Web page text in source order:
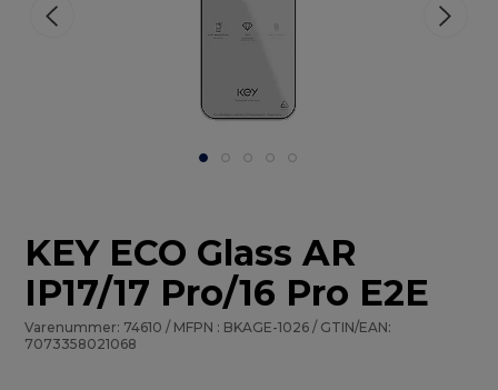
KEY ECO Glass AR
IP17/17 Pro/16 Pro E2E
Varenummer: 74610 / MFPN : BKAGE-1026 / GTIN/EAN:
7073358021068